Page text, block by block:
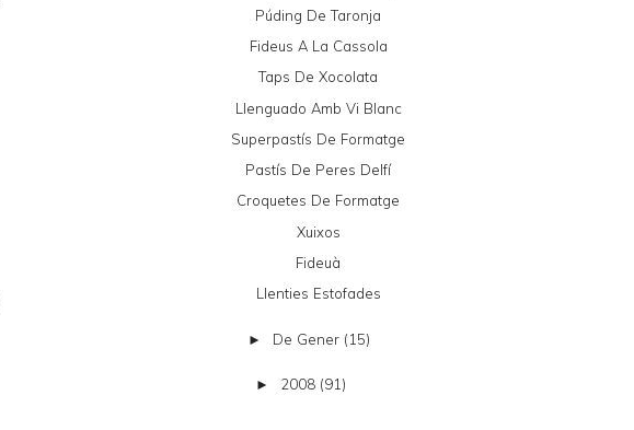
Púding De Taronja
Fideus A La Cassola
Taps De Xocolata
Llenguado Amb Vi Blanc
Superpastís De Formatge
Pastís De Peres Delfí
Croquetes De Formatge
Xuixos
Fideuà
Llenties Estofades
► De Gener (15)
► 2008 (91)